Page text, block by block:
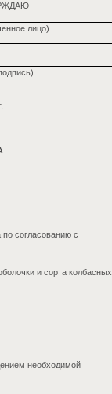
лицо)
согласованию с
и сорта колбасных
необходимой